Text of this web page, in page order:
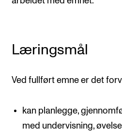
Nyheter og historier
Om Norges musikkhøgskole
Læringsmål
Ved fullført emne er det
kan planlegge,
med undervisning,